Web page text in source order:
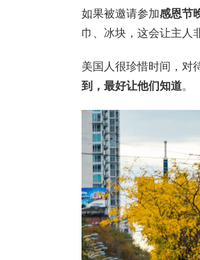
如果被邀请参加感恩节
巾、冰块，这会让主人
美国人很珍惜时间，对
到，最好让他们知道。